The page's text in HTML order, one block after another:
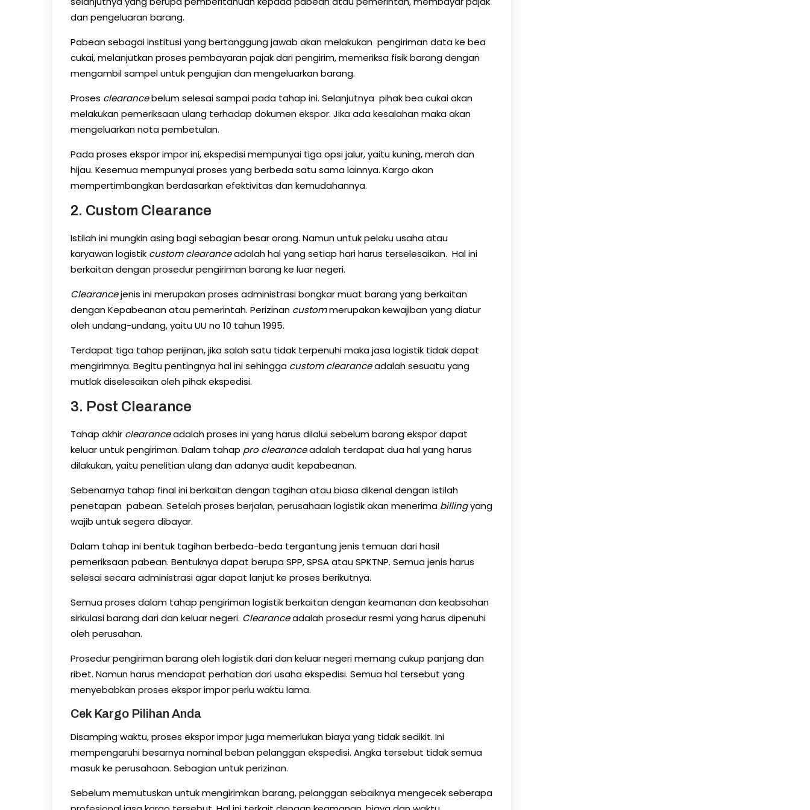
dan pengeluaran barang.
Pabean sebagai institusi yang bertanggung jawab akan melakukan pengiriman data ke bea
cukai, melanjutkan proses pembayaran pajak dari pengirim, memeriksa fisik barang dengan
mengambil sampel untuk pengujian dan mengeluarkan barang.
Proses clearancebelum selesai sampai pada tahap ini. Selanjutnya pihak bea cukai akan
melakukan pemeriksaan ulang terhadap dokumen ekspor. Jika ada kesalahan maka akan
mengeluarkan nota pembetulan.
Pada proses ekspor impor ini, ekspedisi mempunyai tiga opsi jalur, yaitu kuning, merah dan
hijau. Kesemua mempunyai proses yang berbeda satu sama lainnya. Kargo akan
mempertimbangkan berdasarkan efektivitas dan kemudahannya.
2. Custom Clearance
Istilah ini mungkin asing bagi sebagian besar orang. Namun untuk pelaku usaha atau
karyawan logistik custom clearanceadalah hal yang setiap hari harus terselesaikan. Hal ini
berkaitan dengan prosedur pengiriman barang ke luar negeri.
Clearancejenis ini merupakan proses administrasi bongkar muat barang yang berkaitan
dengan Kepabeanan atau pemerintah. Perizinan custommerupakan kewajiban yang diatur
oleh undang-undang, yaitu UU no 10 tahun 1995.
Terdapat tiga tahap perijinan, jika salah satu tidak terpenuhi maka jasa logistik tidak dapat
mengirimnya. Begitu pentingnya hal ini sehingga custom clearanceadalah sesuatu yang
mutlak diselesaikan oleh pihak ekspedisi.
3. Post Clearance
Tahap akhir clearanceadalah proses ini yang harus dilalui sebelum barang ekspor dapat
keluar untuk pengiriman. Dalam tahap pro clearanceadalah terdapat dua hal yang harus
dilakukan, yaitu penelitian ulang dan adanya audit kepabeanan.
Sebenarnya tahap final ini berkaitan dengan tagihan atau biasa dikenal dengan istilah
penetapan pabean. Setelah proses berjalan, perusahaan logistik akan menerima billingyang
wajib untuk segera dibayar.
Dalam tahap ini bentuk tagihan berbeda-beda tergantung jenis temuan dari hasil
pemeriksaan pabean. Bentuknya dapat berupa SPP, SPSA atau SPKTNP. Semua jenis harus
selesai secara administrasi agar dapat lanjut ke proses berikutnya.
Semua proses dalam tahap pengiriman logistik berkaitan dengan keamanan dan keabsahan
sirkulasi barang dari dan keluar negeri. Clearanceadalah prosedur resmi yang harus dipenuhi
oleh perusahan.
Prosedur pengiriman barang oleh logistik dari dan keluar negeri memang cukup panjang dan
ribet. Namun harus mendapat perhatian dari usaha ekspedisi. Semua hal tersebut yang
menyebabkan proses ekspor impor perlu waktu lama.
Cek Kargo Pilihan Anda
Disamping waktu, proses ekspor impor juga memerlukan biaya yang tidak sedikit. Ini
mempengaruhi besarnya nominal beban pelanggan ekspedisi. Angka tersebut tidak semua
masuk ke perusahaan. Sebagian untuk perizinan.
Sebelum memutuskan untuk mengirimkan barang, pelanggan sebaiknya mengecek seberapa